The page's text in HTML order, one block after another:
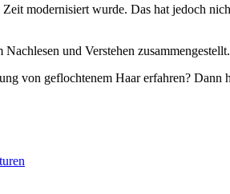
modernisiert wurde. Das hat jedoch
und Verstehen zusammengestellt.
von geflochtenem Haar erfahren?